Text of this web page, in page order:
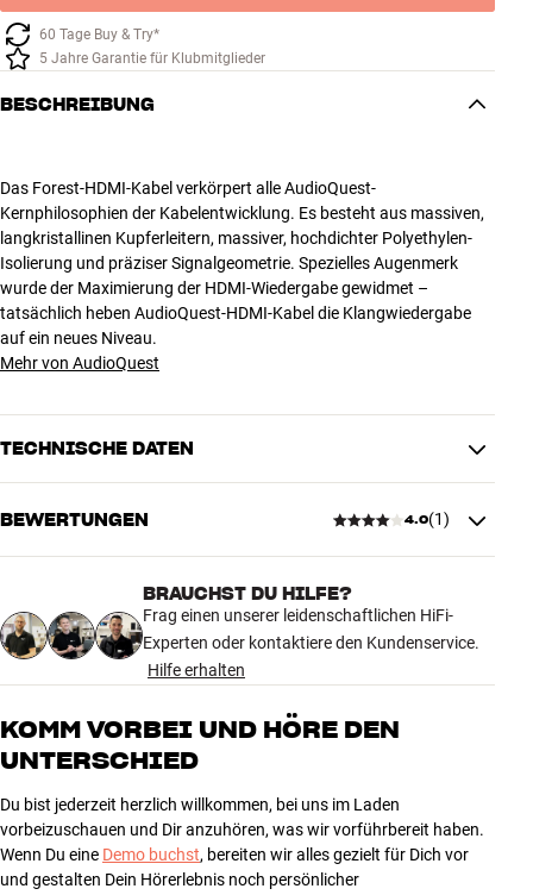
60 Tage Buy & Try*
5 Jahre Garantie für Klubmitglieder
BESCHREIBUNG
Das Forest-HDMI-Kabel verkörpert alle AudioQuest-
Kernphilosophien der Kabelentwicklung. Es besteht aus massiven,
langkristallinen Kupferleitern, massiver, hochdichter Polyethylen-
Isolierung und präziser Signalgeometrie. Spezielles Augenmerk
wurde der Maximierung der HDMI-Wiedergabe gewidmet –
tatsächlich heben AudioQuest-HDMI-Kabel die Klangwiedergabe
auf ein neues Niveau.
Mehr von AudioQuest
TECHNISCHE DATEN
VERBINDUNGEN
Stecker HDMI
PRODUKTDATEN
Ethernet-kompatibel
Ja
Kabellänge (m)
10
MASSE UND DESIGN
Farbe
Modell / Variante
10 Meter
Gewicht (kg)
1
Gewicht der Verpackung (kg)
1
20 x 9 x 28,5 cm (breite x höhe x
BEWERTUNGEN 4.0(1)
4.0
1 anzeigen
5
3 0
2
BRAUCHST DU HILFE?
Frag einen unserer leidenschaftlichen HiFi-
Experten oder kontaktiere den Kundenservice.
Hilfe erhalten
KOMM VORBEI UND HÖRE DEN
UNTERSCHIED
Du bist jederzeit herzlich willkommen, bei uns im Laden
vorbeizuschauen und Dir anzuhören, was wir vorführbereit haben.
Wenn Du eine Demo buchst, bereiten wir alles gezielt für Dich vor
und gestalten Dein Hörerlebnis noch persönlicher